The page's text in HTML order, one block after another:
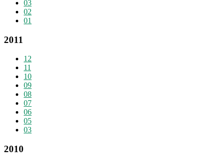
03
02
01
2011
12
11
10
09
08
07
06
05
03
2010